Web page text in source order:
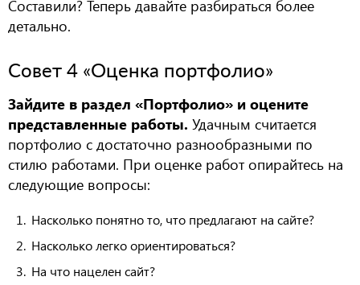
Составили? Теперь давайте разбираться более
детально.
Совет 4 «Оценка портфолио»
Зайдите в раздел «Портфолио» и оцените
представленные работы. Удачным считается
портфолио с достаточно разнообразными по
стилю работами. При оценке работ опирайтесь на
следующие вопросы:
Насколько понятно то, что предлагают на сайте?
Насколько легко ориентироваться?
На что нацелен сайт?